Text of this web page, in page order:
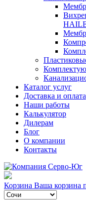
Каталог услуг
Доставка и оплата
Наши работы
Калькулятор
Дилерам
Блог
О компании
Контакты
Корзина Ваша корзина